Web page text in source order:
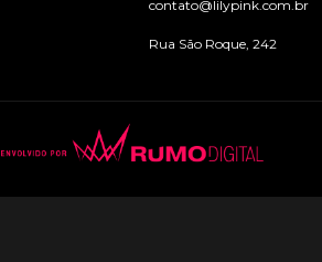
contato@lilypink.com.br
Rua São Roque, 242